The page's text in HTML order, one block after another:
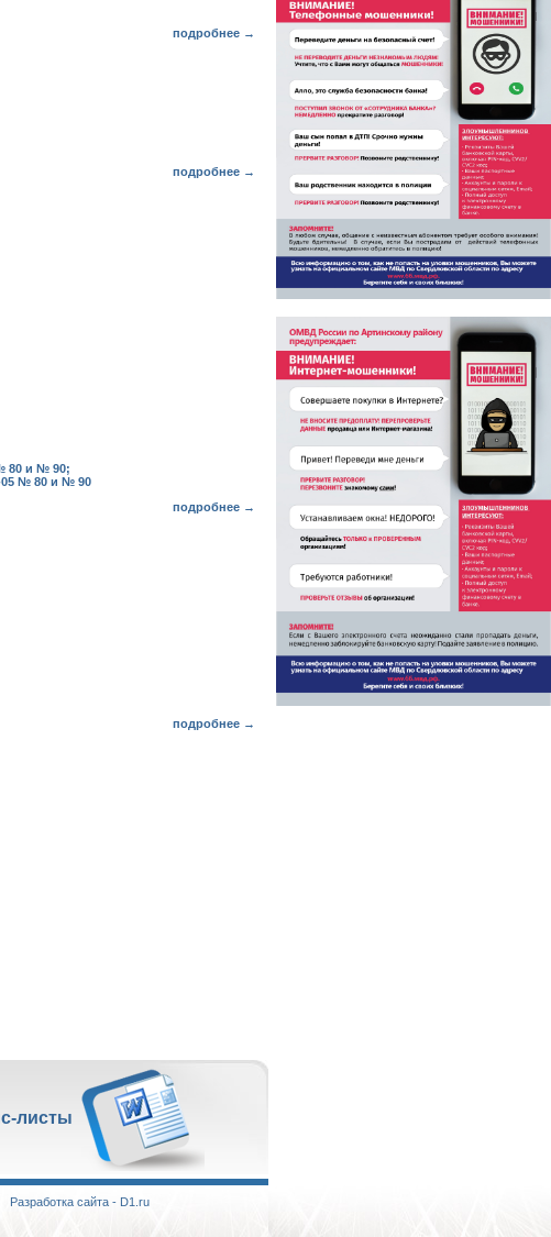
подробнее →
подробнее →
80 и № 90;
05 № 80 и № 90
подробнее →
подробнее →
листы
Разработка сайта - D1.ru